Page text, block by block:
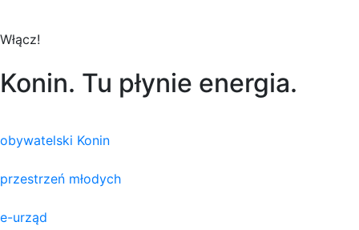
Włącz!
Konin. Tu płynie energia.
obywatelski Konin
przestrzeń młodych
e-urząd